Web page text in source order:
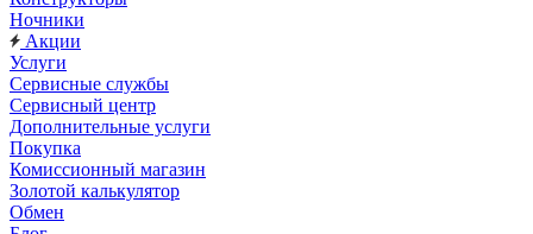
Ночники
Акции
Услуги
Сервисные службы
Сервисный центр
Дополнительные услуги
Покупка
Комиссионный магазин
Золотой калькулятор
Обмен